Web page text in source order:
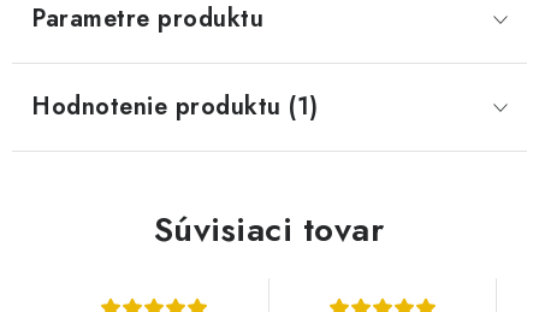
Parametre produktu
Hodnotenie produktu (1)
Súvisiaci tovar